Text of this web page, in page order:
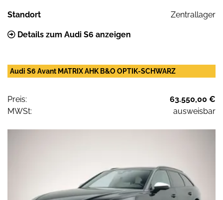
Standort Zentrallager
Details zum Audi S6 anzeigen
Audi S6 Avant MATRIX AHK B&O OPTIK-SCHWARZ
Preis:
63.550,00 €
MWSt:
ausweisbar